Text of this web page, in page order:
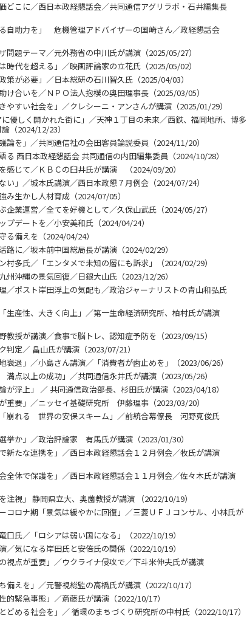
こに／西日本政経懇話会／共同通信アグリラボ・石井編集長
自助力を」 危機管理アドバイザーの国崎さん／政経懇話会
題テーマ／元外務省の中川氏が講演（2025/05/27）
代を超える」／映画評論家の立花氏（2025/05/02）
が必要」／日本総研の石川智久氏（2025/04/03）
合いを／ＮＰＯ法人抱樸の奥田理事長（2025/03/05）
すい社会を」／クレシーニ・アンさんが講演（2025/01/29）
しく開かれた街に」／天神１丁目の未来／西鉄、福岡地所、博多
（2024/12/23）
を」／共同通信社の会田客員論説委員（2024/11/20）
西日本政経懇話会 共同通信の内田編集委員（2024/10/28）
じて／ＫＢＣの臼井氏が講演 （2024/09/20）
」／城本氏講演／西日本政懇７月例会（2024/07/24）
生かし人材育成（2024/07/05）
業運営／全てを好機として／久保山武氏（2024/05/27）
デートを／小安美和氏（2024/04/24）
備えを（2024/04/24）
に／坂本前中国総局長が講演（2024/02/29）
多氏／「エンタメで未知の層にも訴求」（2024/02/29）
沖縄の景気回復／日銀大山氏（2023/12/26）
ポスト岸田浮上の気配も／政治ジャーナリストの青山和弘氏
産性、大きく向上」／第一生命経済研究所、柏村氏が講演
授が講演／食事で脳トレ、認知症予防を（2023/09/15）
定／ 畠山氏が講演（2023/07/21）
退」／小島さん講演／「消費者が歯止めを」（2023/06/26）
点以上の成功」／共同通信永井氏が講演（2023/05/26）
浮上」 ／ 共同通信政治部長、杉田氏が講演（2023/04/18）
要」／ニッセイ基礎研究所 伊藤理事（2023/03/20）
崩れる 世界の安保スキーム」／前統合幕僚長 河野克俊氏
か」／政治評論家 有馬氏が講演（2023/01/30）
たな連携を」／西日本政経懇話会１２月例会／牧氏が講演
体で保護を」／西日本政経懇話会１１月例会／佐々木氏が講演
視」 静岡県立大、奥薗教授が講演 （2022/10/19）
ロナ期「景気は緩やかに回復」／三菱ＵＦＪコンサル、小林氏が
氏／「ロシアは弱い国になる」（2022/10/19）
気になる岸田氏と安倍氏の関係（2022/10/19）
点が重要」／ウクライナ侵攻で／下斗米伸夫氏が講演
えを」／元警視総監の高橋氏が講演（2022/10/17）
緊急事態」／斎藤氏が講演（2022/10/17）
める社会を」／ 循環のまちづくり研究所の中村氏（2022/10/17）